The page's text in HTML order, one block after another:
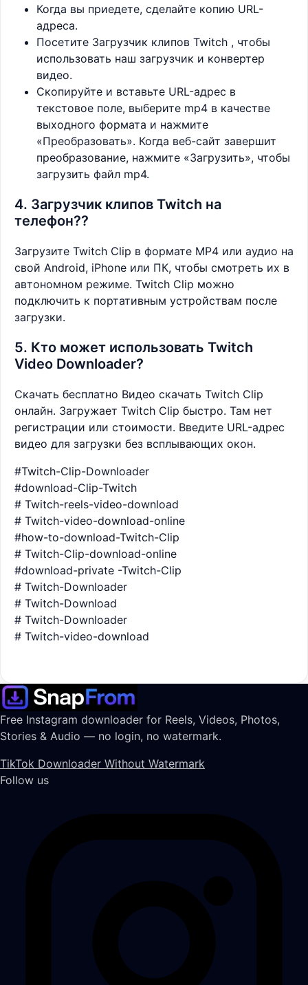
Когда вы приедете, сделайте копию URL-
адреса.
Посетите Загрузчик клипов Twitch , чтобы
использовать наш загрузчик и конвертер
видео.
Скопируйте и вставьте URL-адрес в
текстовое поле, выберите mp4 в качестве
выходного формата и нажмите
«Преобразовать». Когда веб-сайт завершит
преобразование, нажмите «Загрузить», чтобы
загрузить файл mp4.
4. Загрузчик клипов Twitch на
телефон??
Загрузите Twitch Clip в формате MP4 или аудио на
свой Android, iPhone или ПК, чтобы смотреть их в
автономном режиме. Twitch Clip можно
подключить к портативным устройствам после
загрузки.
5. Кто может использовать Twitch
Video Downloader?
Скачать бесплатно Видео скачать Twitch Clip
онлайн. Загружает Twitch Clip быстро. Там нет
регистрации или стоимости. Введите URL-адрес
видео для загрузки без всплывающих окон.
#Twitch-Clip-Downloader
#download-Clip-Twitch
# Twitch-reels-video-download
# Twitch-video-download-online
#how-to-download-Twitch-Clip
# Twitch-Clip-download-online
#download-private -Twitch-Clip
# Twitch-Downloader
# Twitch-Download
# Twitch-Downloader
# Twitch-video-download
Free Instagram downloader for Reels, Videos, Photos,
Stories & Audio — no login, no watermark.
TikTok Downloader Without Watermark
Follow us